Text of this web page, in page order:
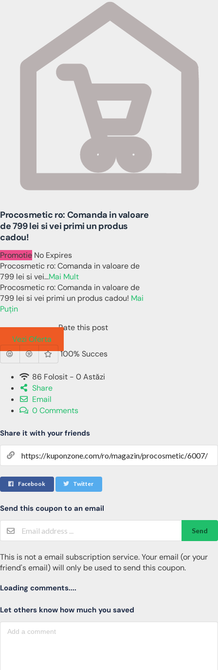
Procosmetic ro: Comanda in valoare
de 799 lei si vei primi un produs
cadou!
Promotie No Expires
Procosmetic ro: Comanda in valoare de
799 lei si vei...Mai Mult
Procosmetic ro: Comanda in valoare de
799 lei si vei primi un produs cadou! Mai
Puțin
Rate this post
Vezi Oferta
100% Succes
86 Folosit - 0 Astăzi
Share
Email
0 Comments
Share it with your friends
Facebook Twitter
Send this coupon to an email
Send
This is not a email subscription service. Your email (or your
friend's email) will only be used to send this coupon.
Loading comments....
Let others know how much you saved